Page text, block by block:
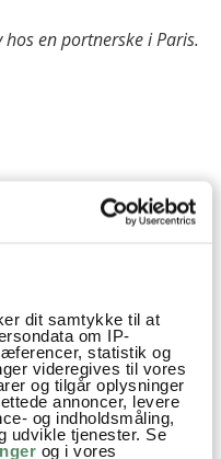
dit samtykke til at
om IP-
statistik og
videregives til vores
og tilgår oplysninger
annoncer, levere
og indholdsmåling,
udvikle tjenester. Se
og i vores
hos en portnerske i Paris.
du har læst, og de